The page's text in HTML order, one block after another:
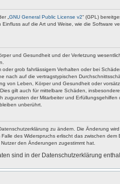
„ GNU General Public License v2“ (GPL)
auf die Art und Weise, wie die Software
und Gesundheit und der Verletzung
grob fahrlässigem Verhalten oder bei
nach auf die vertragstypischen
von Leben, Körper und Gesundheit oder
gilt auch für mittelbare Schäden,
der Mitarbeiter und Erfüllungsgehilfen
unberührt.
zu ändern. Die Änderung wird
des Widerspruchs erlischt das zwischen
den Änderungen zugestimmt hat.
sind in der Datenschutzerklärung